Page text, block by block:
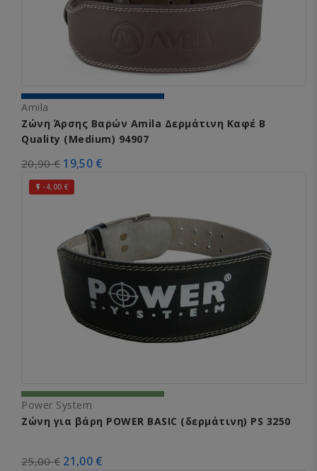
Amila
Ζώνη Άρσης Βαρών Amila Δερμάτινη Καφέ B
Quality (Medium) 94907
20,90 € 19,50 €
 -4,00 €
Power System
Ζώνη για βάρη POWER BASIC (δερμάτινη) PS 3250
25,00 € 21,00 €